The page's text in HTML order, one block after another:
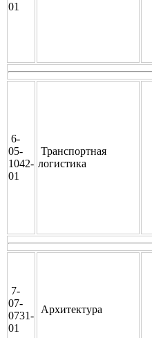
01
6-
05-
1042-
01
Транспортная
логистика
7-
07-
0731-
01
Архитектура